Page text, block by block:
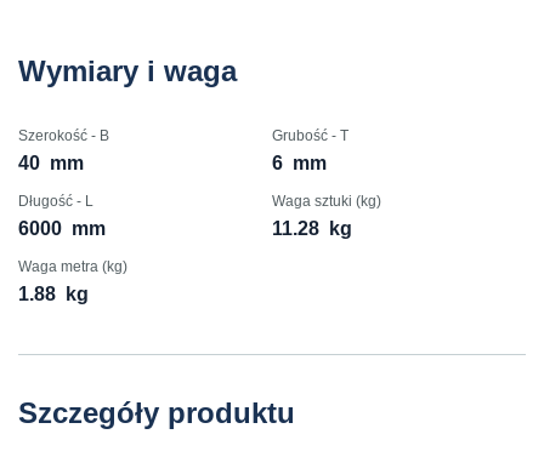
Wymiary i waga
Szerokość - B
40 mm
Grubość - T
6 mm
Długość - L
6000 mm
Waga sztuki (kg)
11.28 kg
Waga metra (kg)
1.88 kg
Szczegóły produktu